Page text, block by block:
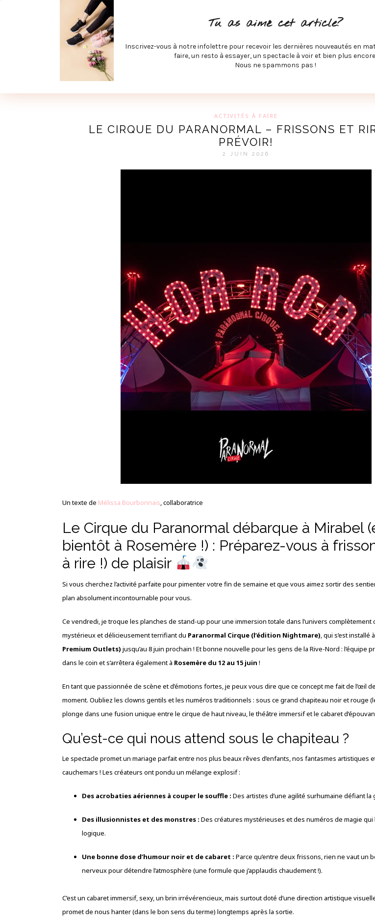
SPÉCIAL RENTRÉE
LECTURE ET FILMS PRODUITS À DÉCOUVRIR
JOINDRE MEVE ET CIE | COLLABORATIONS & MÉDIAS MEVE ET
ACTIVITÉS À FAIRE
LE CIRQUE DU PARANORMAL – FRISSONS ET
PRÉVOIR!
2 JUIN 2026
Un texte de Mélissa Bourbonnais, collaboratrice
Le Cirque du Paranormal débarque à Mirabel
bientôt à Rosemère !) : Préparez-vous à
à rire !) de plaisir
Si vous cherchez l’activité parfaite pour pimenter votre fin de semaine et que vous aimez sortir des
plan absolument incontournable pour vous.
Ce vendredi, je troque les planches de stand-up pour une immersion totale dans l’univers complètement
mystérieux et délicieusement terrifiant du Paranormal Cirque (l’édition Nightmare), qui s’est installé à
Premium Outlets) jusqu’au 8 juin prochain ! Et bonne nouvelle pour les gens de la Rive-Nord : l’équipe
dans le coin et s’arrêtera également à Rosemère du 12 au 15 juin !
En tant que passionnée de scène et d’émotions fortes, je peux vous dire que ce concept me fait de l’œil
moment. Oubliez les clowns gentils et les numéros traditionnels : sous ce grand chapiteau noir et rouge
plonge dans une fusion unique entre le cirque de haut niveau, le théâtre immersif et le cabaret
Qu’est-ce qui nous attend sous le chapiteau ?
Le spectacle promet un mariage parfait entre nos plus beaux rêves d’enfants, nos fantasmes artistiques
cauchemars ! Les créateurs ont pondu un mélange explosif :
Des acrobaties aériennes à couper le souffle : Des artistes d’une agilité surhumaine défiant la
Des illusionnistes et des monstres : Des créatures mystérieuses et des numéros de magie qui
logique.
Une bonne dose d’humour noir et de cabaret : Parce qu’entre deux frissons, rien ne vaut un
nerveux pour détendre l’atmosphère (une formule que j’applaudis chaudement !).
C’est un cabaret immersif, sexy, un brin irrévérencieux, mais surtout doté d’une direction artistique
promet de nous hanter (dans le bon sens du terme) longtemps après la sortie.
Tu as aimé cet article?
Inscrivez-vous à notre infolettre pour recevoir les dernières nouveautés en
faire, un resto à essayer, un spectacle à voir et bien plus
Nous ne spammons pas !